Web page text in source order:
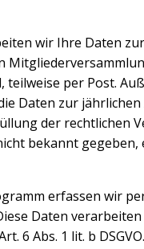
wir Ihre Daten
per Post.
Daten zur
der
bekannt gegeben,
erfassen wir
Daten
6 Abs. 1 lit. b DSGVO.